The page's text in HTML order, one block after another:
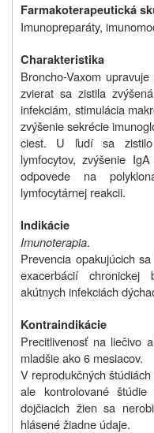
Farmakoterapeutická
Imunopreparáty,
Charakteristika
Broncho-Vaxom
zvierat sa zistila
infekciám, stimulácia
zvýšenie sekrécie
ciest. U ľudí sa zistilo
lymfocytov, zvýšenie
odpovede na
lymfocytárnej reakcii.
Indikácie
Imunoterapia.
Prevencia opakujúcich
exacerbácií chronickej
akútnych infekciách
Kontraindikácie
Precitlivenosť na liečivo
mladšie ako 6 mesiacov.
V reprodukčných
ale kontrolované
dojčiacich žien sa
hlásené žiadne údaje.